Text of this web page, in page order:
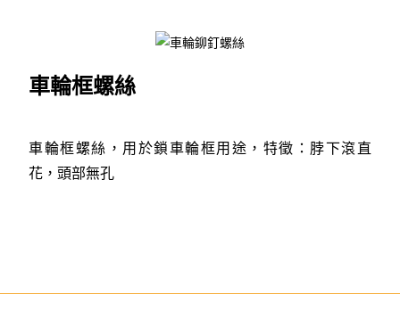
車輪框螺絲
車輪框螺絲，用於鎖車輪框用途，特徵：脖下滾直
花，頭部無孔